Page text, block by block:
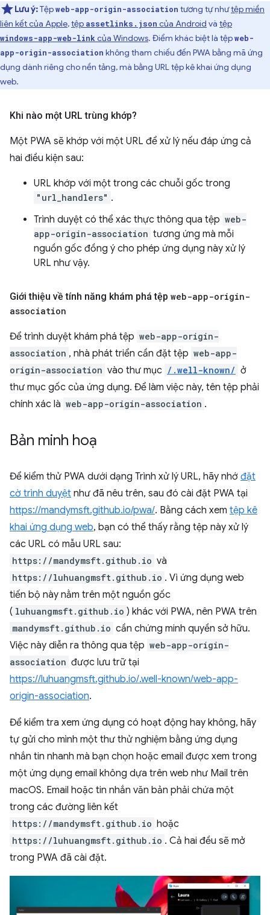
Lưu ý:Tệpweb-app-origin-association tương tự nhưtệp miền
liên kết của Apple,tệp assetlinks.json của Android và tệp
windows-app-web-link của Windows. Điểm khác biệt là tệpweb-
app-origin-association không tham chiếu đến PWA bằng mã ứng
dụng dành riêng cho nền tảng, mà bằng URL tệp kê khai ứng dụng
web.
Khi nào một URL trùng khớp?
Một PWA sẽ khớp với một URL để xử lý nếu đáp ứng cả
hai điều kiện sau:
URL khớp với một trong các chuỗi gốc trong
"url_handlers" .
Trình duyệt có thể xác thực thông qua tệp web-
app-origin-association tương ứng mà mỗi
nguồn gốc đồng ý cho phép ứng dụng này xử lý
URL như vậy.
Giới thiệu về tính năng khám phá tệp web-app-origin-
association
Để trình duyệt khám phá tệp web-app-origin-
association , nhà phát triển cần đặt tệp web-app-
origin-association vào thư mục /.well-known/ ở
thư mục gốc của ứng dụng. Để làm việc này, tên tệp phải
chính xác là web-app-origin-association .
Bản minh hoạ
Để kiểm thử PWA dưới dạng Trình xử lý URL, hãy nhớ đặt
cờ trình duyệt như đã nêu trên, sau đó cài đặt PWA tại
https://mandymsft.github.io/pwa/. Bằng cách xem tệp kê
khai ứng dụng web, bạn có thể thấy rằng tệp này xử lý
các URL có mẫu URL sau:
https://mandymsft.github.io và
https://luhuangmsft.github.io . Vì ứng dụng web
tiến bộ này nằm trên một nguồn gốc
( luhuangmsft.github.io ) khác với PWA, nên PWA trên
mandymsft.github.io cần chứng minh quyền sở hữu.
Việc này diễn ra thông qua tệp web-app-origin-
association được lưu trữ tại
https://luhuangmsft.github.io/.well-known/web-app-
origin-association.
Để kiểm tra xem ứng dụng có hoạt động hay không, hãy
tự gửi cho mình một thư thử nghiệm bằng ứng dụng
nhắn tin nhanh mà bạn chọn hoặc email được xem trong
một ứng dụng email không dựa trên web như Mail trên
macOS. Email hoặc tin nhắn văn bản phải chứa một
trong các đường liên kết
https://mandymsft.github.io hoặc
https://luhuangmsft.github.io . Cả hai đều sẽ mở
trong PWA đã cài đặt.